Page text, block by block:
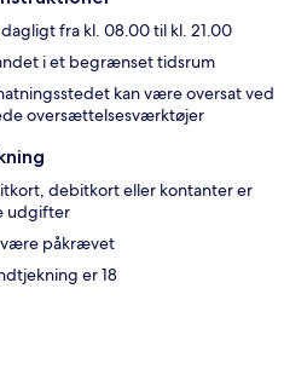
fra kl. 08.00 til kl. 21.00
i et begrænset tidsrum
kan være oversat ved
oversættelsesværktøjer
debitkort eller kontanter er
udgifter
påkrævet
er 18